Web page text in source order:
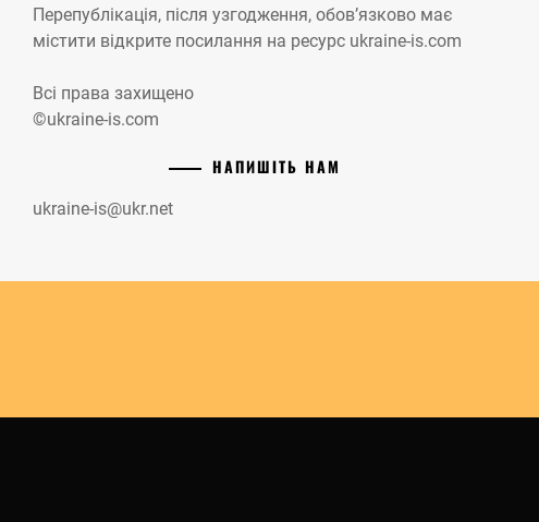
Перепублікація, після узгодження, обов’язково має
містити відкрите посилання на ресурс ukraine-is.com
Всі права захищено
©ukraine-is.com
НАПИШІТЬ НАМ
ukraine-is@ukr.net